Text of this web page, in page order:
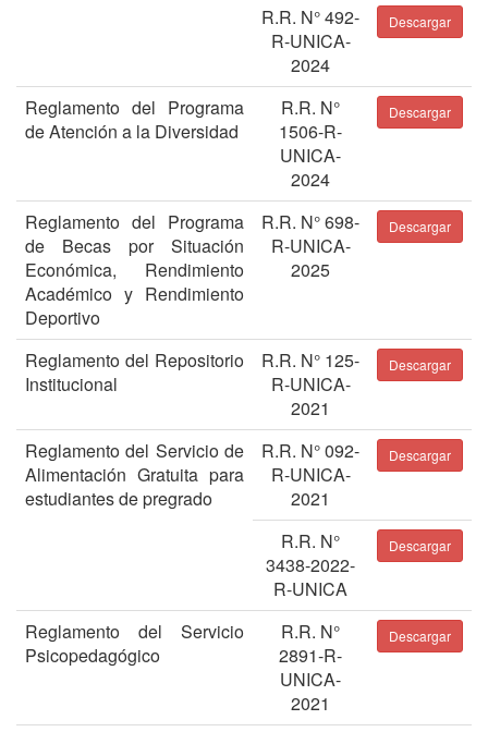
R.R. N° 492-
R-UNICA-
2024
Descargar
Reglamento del Programa
de Atención a la Diversidad
R.R. N°
1506-R-
UNICA-
2024
Descargar
Reglamento del Programa
de Becas por Situación
Económica, Rendimiento
Académico y Rendimiento
Deportivo
R.R. N° 698-
R-UNICA-
2025
Descargar
Reglamento del Repositorio
Institucional
R.R. N° 125-
R-UNICA-
2021
Descargar
Reglamento del Servicio de
Alimentación Gratuita para
estudiantes de pregrado
R.R. N° 092-
R-UNICA-
2021
Descargar
R.R. N°
3438-2022-
R-UNICA
Descargar
Reglamento del Servicio
Psicopedagógico
R.R. N°
2891-R-
UNICA-
2021
Descargar